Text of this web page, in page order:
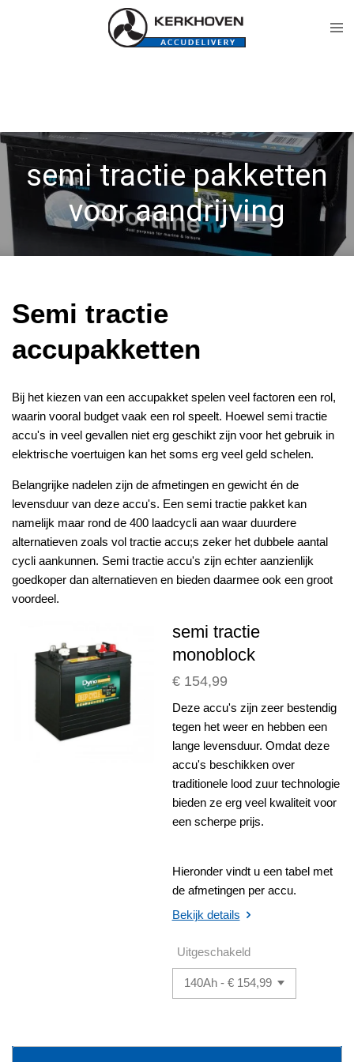
semi tractie pakketten
voor aandrijving
Semi tractie
accupakketten
Bij het kiezen van een accupakket spelen veel factoren een rol,
waarin vooral budget vaak een rol speelt. Hoewel semi tractie
accu's in veel gevallen niet erg geschikt zijn voor het gebruik in
elektrische voertuigen kan het soms erg veel geld schelen.
Belangrijke nadelen zijn de afmetingen en gewicht én de
levensduur van deze accu's. Een semi tractie pakket kan
namelijk maar rond de 400 laadcycli aan waar duurdere
alternatieven zoals vol tractie accu;s zeker het dubbele aantal
cycli aankunnen. Semi tractie accu's zijn echter aanzienlijk
goedkoper dan alternatieven en bieden daarmee ook een groot
voordeel.
semi tractie
monoblock
€ 154,99
Deze accu's zijn zeer bestendig
tegen het weer en hebben een
lange levensduur. Omdat deze
accu's beschikken over
traditionele lood zuur technologie
bieden ze erg veel kwaliteit voor
een scherpe prijs.
Hieronder vindt u een tabel met
de afmetingen per accu.
Bekijk details
Uitgeschakeld